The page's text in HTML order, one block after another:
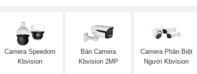
Camera Speedom
Kbvision
Bán Camera
Kbvision 2MP
Camera Phân Biệt
Người Kbvision